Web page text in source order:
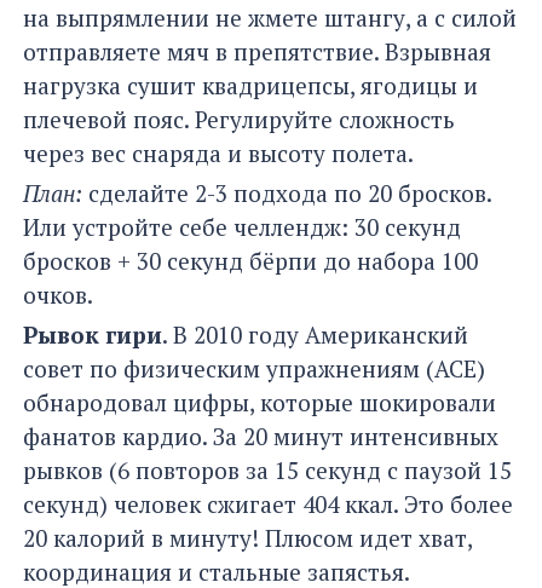
на выпрямлении не жмете штангу, а с силой
отправляете мяч в препятствие. Взрывная
нагрузка сушит квадрицепсы, ягодицы и
плечевой пояс. Регулируйте сложность
через вес снаряда и высоту полета.
План: сделайте 2-3 подхода по 20 бросков.
Или устройте себе челлендж: 30 секунд
бросков + 30 секунд бёрпи до набора 100
очков.
Рывок гири. В 2010 году Американский
совет по физическим упражнениям (ACE)
обнародовал цифры, которые шокировали
фанатов кардио. За 20 минут интенсивных
рывков (6 повторов за 15 секунд с паузой 15
секунд) человек сжигает 404 ккал. Это более
20 калорий в минуту! Плюсом идет хват,
координация и стальные запястья.